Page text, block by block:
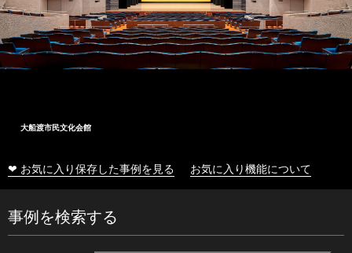
大船渡市民文化会館
❤ お気に入り保存した事例を見る お気に入り機能について
事例を検索する